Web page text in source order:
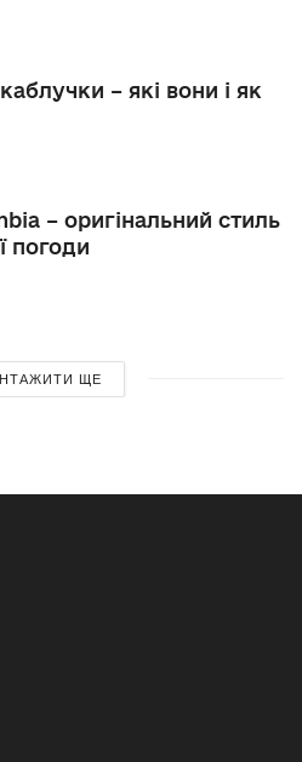
– які вони і як
– оригінальний стиль
погоди
ЩЕ